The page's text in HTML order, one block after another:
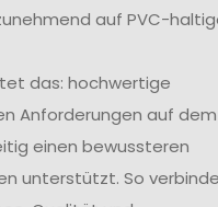
auf PVC-
das: hochwertige
Anforderungen auf dem
einen bewussteren
unterstützt. So